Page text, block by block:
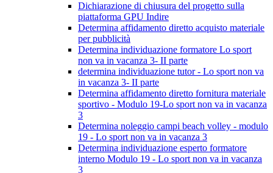
Dichiarazione di chiusura del progetto sulla
piattaforma GPU Indire
Determina affidamento diretto acquisto materiale
per pubblicità
Determina individuazione formatore Lo sport
non va in vacanza 3- II parte
determina individuazione tutor - Lo sport non va
in vacanza 3- II parte
Determina affidamento diretto fornitura materiale
sportivo - Modulo 19-Lo sport non va in vacanza
3
Determina noleggio campi beach volley - modulo
19 - Lo sport non va in vacanza 3
Determina individuazione esperto formatore
interno Modulo 19 - Lo sport non va in vacanza
3